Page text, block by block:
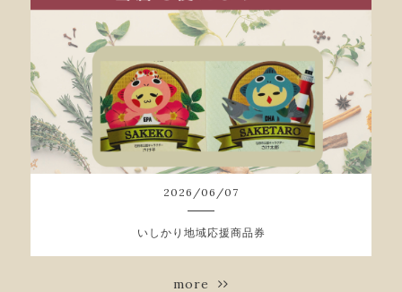
2026 /06 /07
いしかり地域応援商品券
more